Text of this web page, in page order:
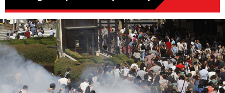
#Turkey-
protest-
context.jpg